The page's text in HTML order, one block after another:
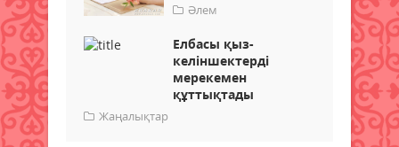
Әлем
Елбасы қыз-
келіншектерді
мерекемен
құттықтады
Жаңалықтар